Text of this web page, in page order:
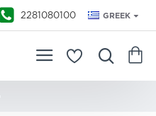
2281080100 GREEK